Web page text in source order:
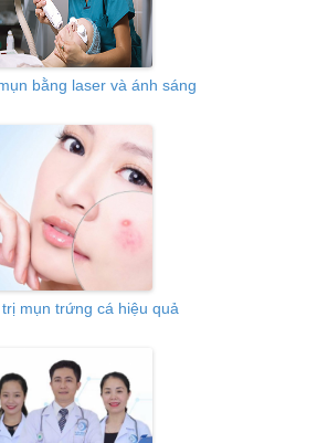
bằng laser và ánh sáng
mụn trứng cá hiệu quả